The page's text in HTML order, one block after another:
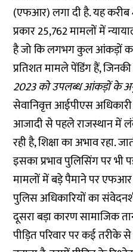
(एफआर) लगा दी है. यह करीब
प्रकार 25,762 मामलों में
है जो कि लगभग कुल आंकड़ों का
प्रतिशत मामले पेंडिंग हैं,
2023 को उपलब्ध आंकड़ों के
सेवानिवृत्त आईपीएस
आजादी से पहले राजस्थान में
रही है, शिक्षा का अभाव रहा.
इसका प्रभाव पुलिसिंग पर भी
मामलों में बड़े पैमाने पर
पुलिस अधिकारियों का
दूसरा बड़ा कारण सामाजिक
पीड़ित परिवार पर कई तरीके